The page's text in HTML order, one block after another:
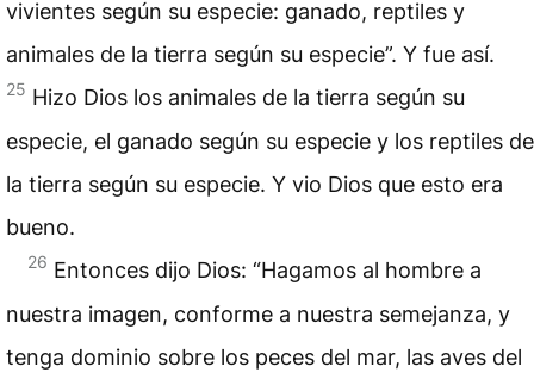
vivientes según su especie: ganado, reptiles y
animales de la tierra según su especie”. Y fue así.
25 Hizo Dios los animales de la tierra según su
especie, el ganado según su especie y los reptiles de
la tierra según su especie. Y vio Dios que esto era
bueno.
26 Entonces dijo Dios: “Hagamos al hombre a
nuestra imagen, conforme a nuestra semejanza, y
tenga dominio sobre los peces del mar, las aves del